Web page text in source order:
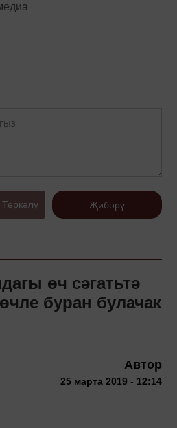
Теркәлү Җибәрү
өч сәгатьтә
буран булачак
Автор
25 марта 2019 - 12:14